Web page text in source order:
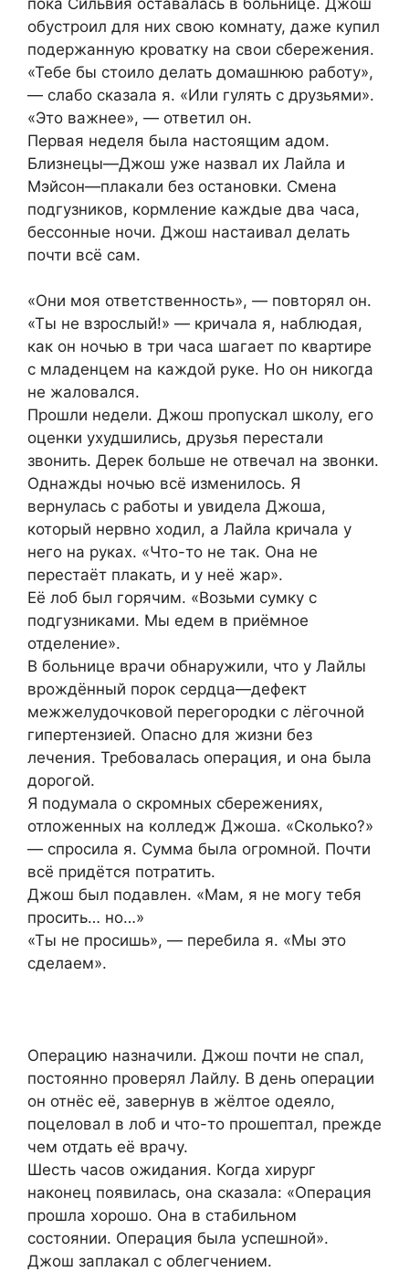
обустроил для них свою комнату, даже купил
подержанную кроватку на свои сбережения.
«Тебе бы стоило делать домашнюю работу»,
— слабо сказала я. «Или гулять с друзьями».
«Это важнее», — ответил он.
Первая неделя была настоящим адом.
Близнецы—Джош уже назвал их Лайла и
Мэйсон—плакали без остановки. Смена
подгузников, кормление каждые два часа,
бессонные ночи. Джош настаивал делать
почти всё сам.
«Они моя ответственность», — повторял он.
«Ты не взрослый!» — кричала я, наблюдая,
как он ночью в три часа шагает по квартире
с младенцем на каждой руке. Но он никогда
не жаловался.
Прошли недели. Джош пропускал школу, его
оценки ухудшились, друзья перестали
звонить. Дерек больше не отвечал на звонки.
Однажды ночью всё изменилось. Я
вернулась с работы и увидела Джоша,
который нервно ходил, а Лайла кричала у
него на руках. «Что-то не так. Она не
перестаёт плакать, и у неё жар».
Её лоб был горячим. «Возьми сумку с
подгузниками. Мы едем в приёмное
отделение».
В больнице врачи обнаружили, что у Лайлы
врождённый порок сердца—дефект
межжелудочковой перегородки с лёгочной
гипертензией. Опасно для жизни без
лечения. Требовалась операция, и она была
дорогой.
Я подумала о скромных сбережениях,
отложенных на колледж Джоша. «Сколько?»
— спросила я. Сумма была огромной. Почти
всё придётся потратить.
Джош был подавлен. «Мам, я не могу тебя
просить… но…»
«Ты не просишь», — перебила я. «Мы это
сделаем».
Операцию назначили. Джош почти не спал,
постоянно проверял Лайлу. В день операции
он отнёс её, завернув в жёлтое одеяло,
поцеловал в лоб и что-то прошептал, прежде
чем отдать её врачу.
Шесть часов ожидания. Когда хирург
наконец появилась, она сказала: «Операция
прошла хорошо. Она в стабильном
состоянии. Операция была успешной».
Джош заплакал с облегчением.